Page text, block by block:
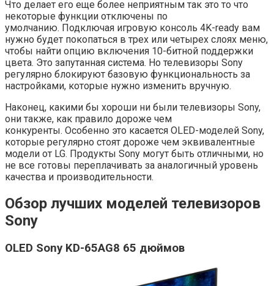
Что делает его еще более неприятным так это то что
некоторые функции отключены по
умолчанию. Подключая игровую консоль 4K-ready вам
нужно будет покопаться в трех или четырех слоях меню,
чтобы найти опцию включения 10-битной поддержки
цвета. Это запутанная система. Но телевизоры Sony
регулярно блокируют базовую функциональность за
настройками, которые нужно изменить вручную.
Наконец, какими бы хороши ни были телевизоры Sony,
они также, как правило дороже чем
конкуренты. Особенно это касается OLED-моделей Sony,
которые регулярно стоят дороже чем эквивалентные
модели от LG. Продукты Sony могут быть отличными, но
не все готовы переплачивать за аналогичный уровень
качества и производительности.
Обзор лучших моделей телевизоров
Sony
OLED Sony KD-65AG8 65 дюймов